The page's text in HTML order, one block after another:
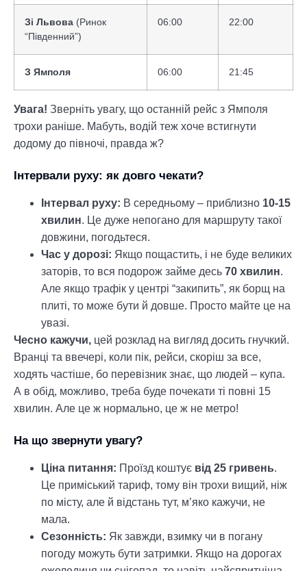
Зі Львова (Ринок
“Південний”)
06:00 22:00
З Ямполя 06:00 21:45
Увага! Зверніть увагу, що останній рейс з Ямполя
трохи раніше. Мабуть, водій теж хоче встигнути
додому до півночі, правда ж?
Інтервали руху: як довго чекати?
Інтервал руху: В середньому – приблизно 10-15
хвилин. Це дуже непогано для маршруту такої
довжини, погодьтеся.
Час у дорозі: Якщо пощастить, і не буде великих
заторів, то вся подорож займе десь 70 хвилин.
Але якщо трафік у центрі “закипить”, як борщ на
плиті, то може бути й довше. Просто майте це на
увазі.
Чесно кажучи, цей розклад на вигляд досить гнучкий.
Вранці та ввечері, коли пік, рейси, скоріш за все,
ходять частіше, бо перевізник знає, що людей – купа.
А в обід, можливо, треба буде почекати ті повні 15
хвилин. Але це ж нормально, це ж не метро!
На що звернути увагу?
Ціна питання: Проїзд коштує від 25 гривень.
Це приміський тариф, тому він трохи вищий, ніж
по місту, але й відстань тут, м’яко кажучи, не
мала.
Сезонність: Як завжди, взимку чи в погану
погоду можуть бути затримки. Якщо на дорогах